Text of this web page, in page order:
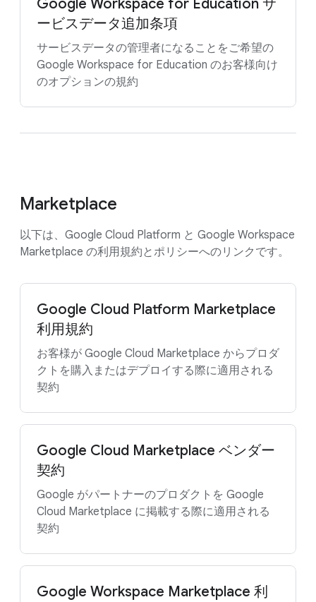
Google Workspace for Education サ
ービスデータ追加条項
サービスデータの管理者になることをご希望の
Google Workspace for Education のお客様向け
のオプションの規約
Marketplace
以下は、Google Cloud Platform と Google Workspace
Marketplace の利用規約とポリシーへのリンクです。
Google Cloud Platform Marketplace
利用規約
お客様が Google Cloud Marketplace からプロダ
クトを購入またはデプロイする際に適用される
契約
Google Cloud Marketplace ベンダー
契約
Google がパートナーのプロダクトを Google
Cloud Marketplace に掲載する際に適用される
契約
Google Workspace Marketplace 利